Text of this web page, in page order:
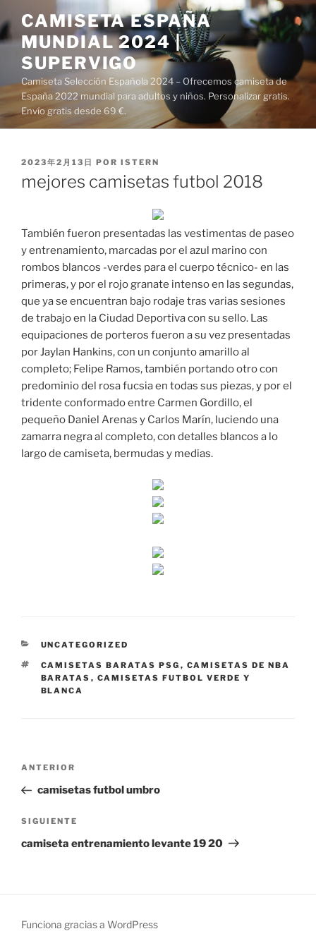
al
contenido
CAMISETA ESPAÑA
MUNDIAL 2024 |
SUPERVIGO
Camiseta Selección Española 2024 – Ofrecemos camiseta de
España 2022 mundial para adultos y niños. Personalizar gratis.
Envío gratis desde 69 €.
PUBLICADO
2023年2月13日 POR ISTERN
mejores camisetas futbol 2018
También fueron presentadas las vestimentas de paseo
y entrenamiento, marcadas por el azul marino con
rombos blancos -verdes para el cuerpo técnico- en las
primeras, y por el rojo granate intenso en las segundas,
que ya se encuentran bajo rodaje tras varias sesiones
de trabajo en la Ciudad Deportiva con su sello. Las
equipaciones de porteros fueron a su vez presentadas
por Jaylan Hankins, con un conjunto amarillo al
completo; Felipe Ramos, también portando otro con
predominio del rosa fucsia en todas sus piezas, y por el
tridente conformado entre Carmen Gordillo, el
pequeño Daniel Arenas y Carlos Marín, luciendo una
zamarra negra al completo, con detalles blancos a lo
largo de camiseta, bermudas y medias.
CATEGORÍAS
UNCATEGORIZED
ETIQUETAS
CAMISETAS BARATAS PSG , CAMISETAS DE NBA
BARATAS , CAMISETAS FUTBOL VERDE Y
BLANCA
Navegación
entradas
Entrada
anterior:
ANTERIOR
camisetas futbol umbro
Siguiente
entrada
SIGUIENTE
camiseta entrenamiento levante 19 20
Funciona gracias a WordPress